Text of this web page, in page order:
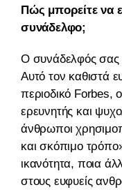
Πώς μπορείτε να
συνάδελφο;
Ο συνάδελφός σας
Αυτό τον καθιστά
περιοδικό Forbes,
ερευνητής και
άνθρωποι
και σκόπιμο
ικανότητα, ποια
στους ευφυείς